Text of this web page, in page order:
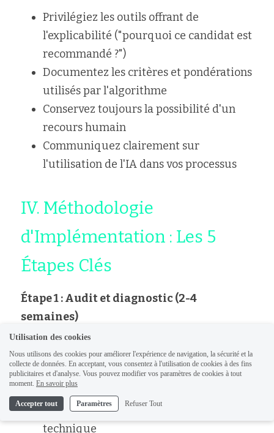
Privilégiez les outils offrant de
l'explicabilité ("pourquoi ce candidat est
recommandé ?")
Documentez les critères et pondérations
utilisés par l'algorithme
Conservez toujours la possibilité d'un
recours humain
Communiquez clairement sur
l'utilisation de l'IA dans vos processus
IV. Méthodologie
d'Implémentation : Les 5
Étapes Clés
Étape 1 : Audit et diagnostic (2-4
semaines)
Cartographiez vos processus RH actuels
Identifiez les points de friction et
opportunités d'amélioration
Évaluez votre maturité data et
technique
Utilisation des cookies
Nous utilisons des cookies pour améliorer l'expérience de navigation, la sécurité et la
collecte de données. En acceptant, vous consentez à l'utilisation de cookies à des fins
publicitaires et d'analyse. Vous pouvez modifier vos paramètres de cookies à tout
moment. En savoir plus
Accepter tout Paramètres Refuser Tout